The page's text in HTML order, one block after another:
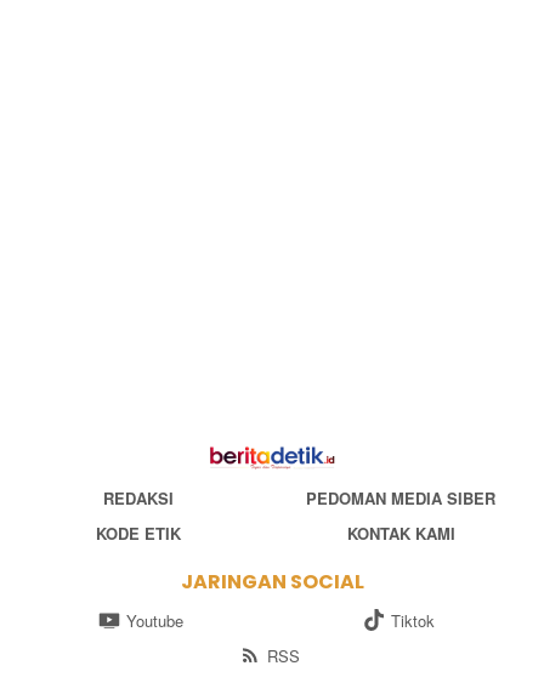
REDAKSI
PEDOMAN MEDIA SIBER
KODE ETIK
KONTAK KAMI
JARINGAN SOCIAL
Youtube
Tiktok
RSS